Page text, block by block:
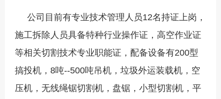
公司目前有专业技术管理人员12名持证上岗，
施工拆除人员具备特种行业操作证，高空作业证
等相关切割技术专业职能证，配备设备有200型
搞投机，8吨--500吨吊机，垃圾外运装载机，空
压机，无线绳锯切割机，盘锯，小型切割机，平